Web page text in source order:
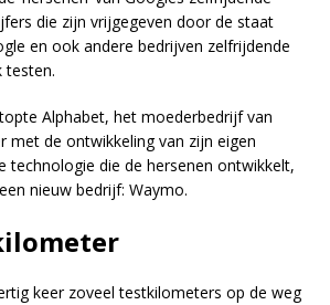
die zijn vrijgegeven door de staat
en ook andere bedrijven zelfrijdende
testen.
Alphabet, het moederbedrijf van
met de ontwikkeling van zijn eigen
technologie die de hersenen ontwikkelt,
nieuw bedrijf: Waymo.
keer zoveel testkilometers op de weg